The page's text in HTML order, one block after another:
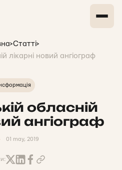
>Статті>
лікарні новий ангіограф
обласній
ангіограф
01 may, 2019